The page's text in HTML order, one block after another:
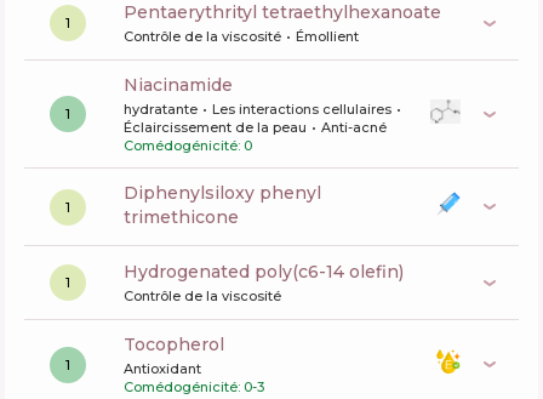
1 pentaerythrityl tetraethylhexanoate
Contrôle de la viscosité Émollient
1
niacinamide
hydratante
Les interactions cellulaires
Éclaircissement de la peau
Anti-acné
Comédogénicité: 0
1
diphenylsiloxy phenyl
trimethicone
1 hydrogenated poly(c6-14 olefin)
Contrôle de la viscosité
1
tocopherol
Antioxidant
Comédogénicité: 0-3